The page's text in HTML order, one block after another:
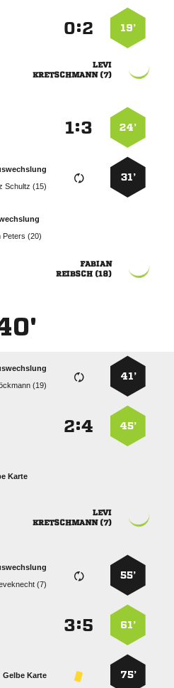
19’
:

 
24’
:
31’
 
 

 
41’

45’
:
Karte

 
55’

61’
:
75’
Gelbe Karte